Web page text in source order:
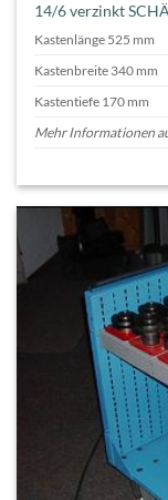
14/6 verzinkt
Kastenlänge 525 mm
Kastenbreite 340 mm
Kastentiefe 170 mm
Mehr Informationen